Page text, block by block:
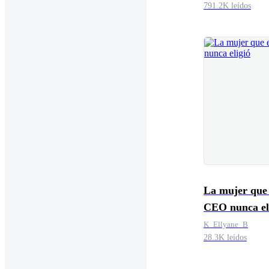
791.2K leídos
La mujer que
CEO nunca
K_Ellyane_B
28.3K leídos